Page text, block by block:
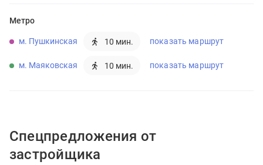
Метро
м. Пушкинская 10 мин. показать маршрут
м. Маяковская 10 мин. показать маршрут
Спецпредложения от
застройщика